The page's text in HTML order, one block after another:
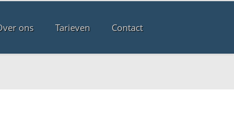
ons Tarieven Contact